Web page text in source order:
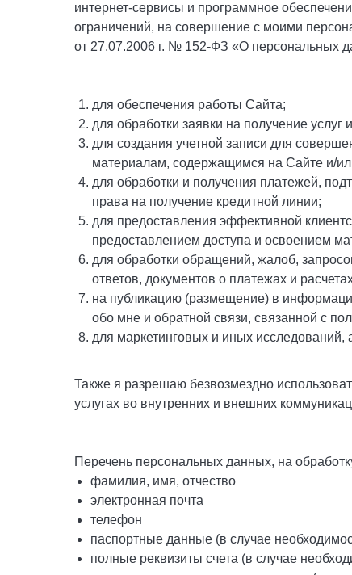
интернет-сервисы и программное
ограничений, на совершение с моими
от 27.07.2006 г. № 152-ФЗ «О персональных
для обеспечения работы Сайта;
для обработки заявки на получение
для создания учетной записи для
материалам, содержащимся на Сайте и/
для обработки и получения платежей,
права на получение кредитной линии;
для предоставления эффективной
предоставлением доступа и освоением
для обработки обращений, жалоб,
ответов, документов о платежах и
на публикацию (размещение) в
обо мне и обратной связи, связанной с
для маркетинговых и иных исследований,
Также я разрешаю безвозмездно
услугах во внутренних и внешних
Перечень персональных данных, на
фамилия, имя, отчество
электронная почта
телефон
паспортные данные (в случае
полные реквизиты счета (в случае